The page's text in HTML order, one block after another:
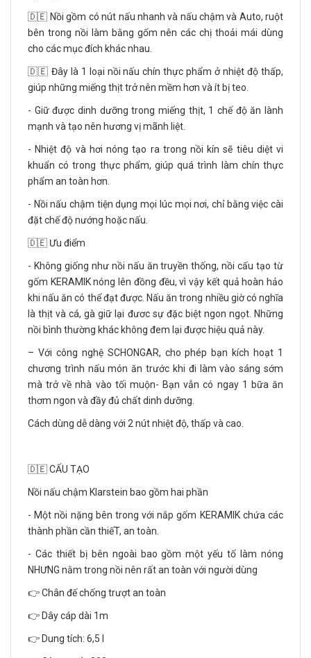
🇩🇪 Nồi gồm có nút nấu nhanh và nấu chậm và Auto, ruột
bên trong nồi làm bằng gốm nên các chị thoải mái dùng
cho các mục đích khác nhau.
🇩🇪 Đây là 1 loại nồi nấu chín thực phẩm ở nhiệt độ thấp,
giúp những miếng thịt trở nên mềm hơn và ít bị teo.
- Giữ được dinh dưỡng trong miếng thịt, 1 chế độ ăn lành
mạnh và tạo nên hương vị mãnh liệt.
- Nhiệt độ và hơi nóng tạo ra trong nồi kín sẽ tiêu diệt vi
khuẩn có trong thực phẩm, giúp quá trình làm chín thực
phẩm an toàn hơn.
- Nồi nấu chậm tiện dụng mọi lúc mọi nơi, chỉ bằng việc cài
đặt chế độ nướng hoặc nấu.
🇩🇪 Ưu điểm
- Không giống như nồi nấu ăn truyền thống, nồi cấu tạo từ
gốm KERAMIK nóng lên đồng đều, vì vậy kết quả hoàn hảo
khi nấu ăn có thể đạt được. Nấu ăn trong nhiều giờ có nghĩa
là thịt và cá, gà giữ lại đươc sự đặc biệt ngon ngọt. Những
nồi bình thường khác không đem lại được hiệu quả này.
– Với công nghệ SCHONGAR, cho phép bạn kích hoạt 1
chương trình nấu món ăn trước khi đi làm vào sáng sớm
mà trở về nhà vào tối muộn- Bạn vẫn có ngay 1 bữa ăn
thơm ngon và đầy đủ chất dinh dưỡng.
Cách dùng dễ dàng với 2 nút nhiệt độ, thấp và cao.
🇩🇪 CẤU TẠO
Nồi nấu chậm Klarstein bao gồm hai phần
- Một nồi nặng bên trong với nắp gốm KERAMIK chứa các
thành phần cần thiếT, an toàn.
- Các thiết bị bên ngoài bao gồm một yếu tố làm nóng
NHƯNG nằm trong nồi nên rất an toàn với người dùng
👉 Chân đế chống trượt an toàn
👉 Dây cáp dài 1m
👉 Dung tích: 6,5 l